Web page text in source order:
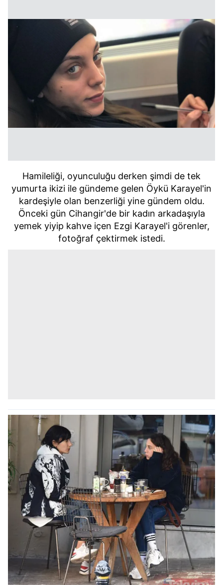
Hamileliği, oyunculuğu derken şimdi de tek
yumurta ikizi ile gündeme gelen Öykü Karayel'in
kardeşiyle olan benzerliği yine gündem oldu.
Önceki gün Cihangir'de bir kadın arkadaşıyla
yemek yiyip kahve içen Ezgi Karayel'i görenler,
fotoğraf çektirmek istedi.